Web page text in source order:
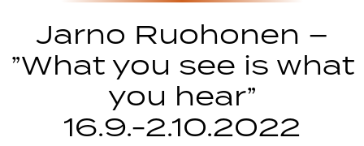
Jarno Ruohonen –
”What you see is what
you hear”
16.9.-2.10.2022